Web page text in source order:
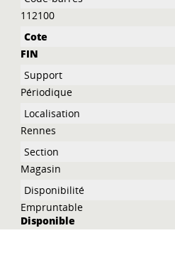
112100
FIN
Périodique
Rennes
Magasin
Empruntable
Disponible